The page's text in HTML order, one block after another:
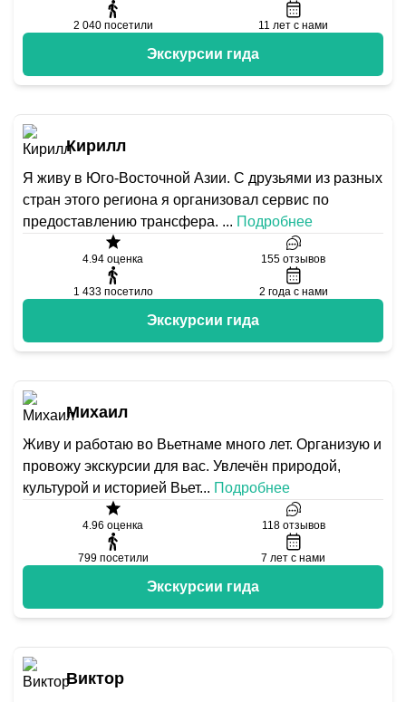
2 040 посетили 11 лет с нами
Экскурсии гида
Кирилл
Я живу в Юго-Восточной Азии. С друзьями из разных
стран этого региона я организовал сервис по
предоставлению трансфера. ... Подробнее
4.94 оценка 155 отзывов
1 433 посетило 2 года с нами
Экскурсии гида
Михаил
Живу и работаю во Вьетнаме много лет. Организую и
провожу экскурсии для вас. Увлечён природой,
культурой и историей Вьет... Подробнее
4.96 оценка 118 отзывов
799 посетили 7 лет с нами
Экскурсии гида
Виктор